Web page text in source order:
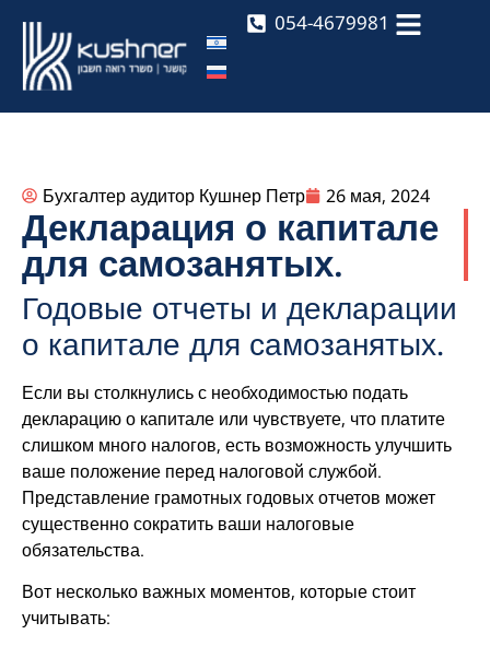
054-4679981
Бухгалтер аудитор Кушнер Петр 26 мая, 2024
Декларация о капитале
для самозанятых.
Годовые отчеты и декларации
о капитале для самозанятых.
Если вы столкнулись с необходимостью подать
декларацию о капитале или чувствуете, что платите
слишком много налогов, есть возможность улучшить
ваше положение перед налоговой службой.
Представление грамотных годовых отчетов может
существенно сократить ваши налоговые
обязательства.
Вот несколько важных моментов, которые стоит
учитывать: